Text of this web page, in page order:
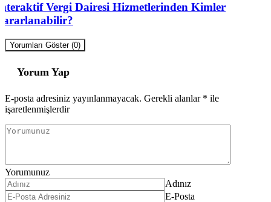
Vergi Dairesi Hizmetlerinden Kimler
Yorumları Göster (0)
Yorum Yap
E-posta adresiniz yayınlanmayacak. Gerekli alanlar * ile
işaretlenmişlerdir
Yorumunuz
Adınız
E-Posta